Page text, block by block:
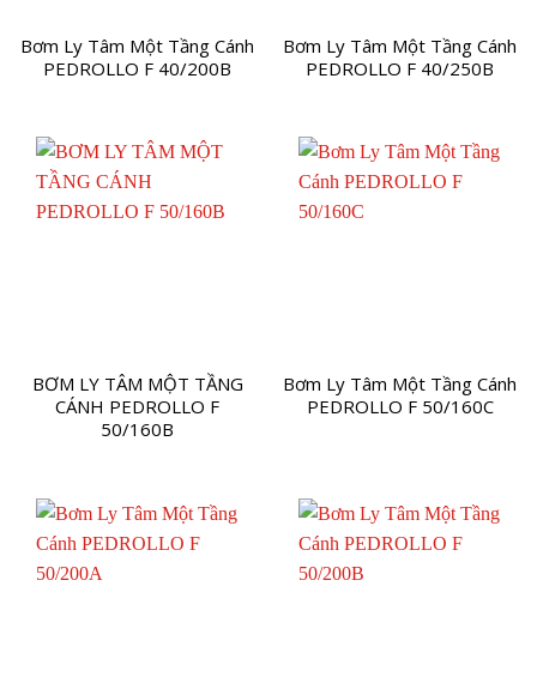
Bơm Ly Tâm Một Tầng Cánh
PEDROLLO F 40/200B
Bơm Ly Tâm Một Tầng Cánh
PEDROLLO F 40/250B
BƠM LY TÂM MỘT TẦNG
CÁNH PEDROLLO F
50/160B
Bơm Ly Tâm Một Tầng Cánh
PEDROLLO F 50/160C